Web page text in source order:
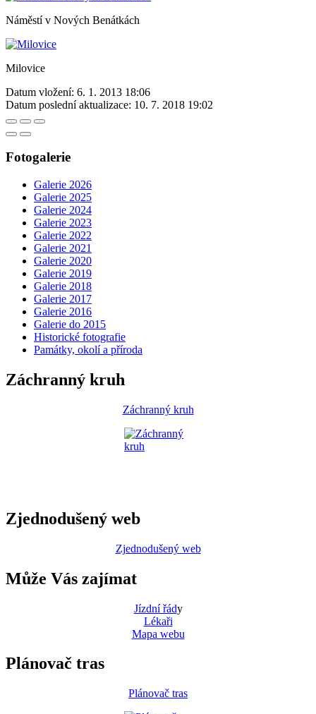
Náměstí v Nových Benátkách
Milovice
Datum vložení: 6. 1. 2013 18:06
Datum poslední aktualizace: 10. 7. 2018 19:02
Fotogalerie
Galerie 2026
Galerie 2025
Galerie 2024
Galerie 2023
Galerie 2022
Galerie 2021
Galerie 2020
Galerie 2019
Galerie 2018
Galerie 2017
Galerie 2016
Galerie do 2015
Historické fotografie
Památky, okolí a příroda
Záchranný kruh
Záchranný kruh
Zjednodušený web
Zjednodušený web
Může Vás zajímat
Jízdní řády
Lékaři
Mapa webu
Plánovač tras
Plánovač tras